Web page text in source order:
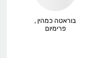
בוראטה כמהין ,
פרימיום